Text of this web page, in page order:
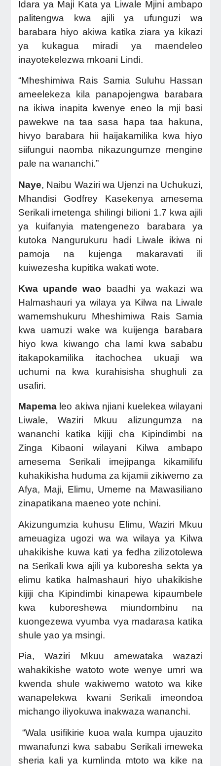
Idara ya Maji Kata ya Liwale Mjini ambapo
palitengwa kwa ajili ya ufunguzi wa
barabara hiyo akiwa katika ziara ya kikazi
ya kukagua miradi ya maendeleo
inayotekelezwa mkoani Lindi.
“Mheshimiwa Rais Samia Suluhu Hassan
ameelekeza kila panapojengwa barabara
na ikiwa inapita kwenye eneo la mji basi
pawekwe na taa sasa hapa taa hakuna,
hivyo barabara hii haijakamilika kwa hiyo
siifungui naomba nikazungumze mengine
pale na wananchi.”
Naye, Naibu Waziri wa Ujenzi na Uchukuzi,
Mhandisi Godfrey Kasekenya amesema
Serikali imetenga shilingi bilioni 1.7 kwa ajili
ya kuifanyia matengenezo barabara ya
kutoka Nangurukuru hadi Liwale ikiwa ni
pamoja na kujenga makaravati ili
kuiwezesha kupitika wakati wote.
Kwa upande wao baadhi ya wakazi wa
Halmashauri ya wilaya ya Kilwa na Liwale
wamemshukuru Mheshimiwa Rais Samia
kwa uamuzi wake wa kuijenga barabara
hiyo kwa kiwango cha lami kwa sababu
itakapokamilika itachochea ukuaji wa
uchumi na kwa kurahisisha shughuli za
usafiri.
Mapemaleo akiwa njiani kuelekea wilayani
Liwale, Waziri Mkuu alizungumza na
wananchi katika kijiji cha Kipindimbi na
Zinga Kibaoni wilayani Kilwa ambapo
amesema Serikali imejipanga kikamilifu
kuhakikisha huduma za kijamii zikiwemo za
Afya, Maji, Elimu, Umeme na Mawasiliano
zinapatikana maeneo yote nchini.
Akizungumzia kuhusu Elimu, Waziri Mkuu
ameuagiza ugozi wa wa wilaya ya Kilwa
uhakikishe kuwa kati ya fedha zilizotolewa
na Serikali kwa ajili ya kuboresha sekta ya
elimu katika halmashauri hiyo uhakikishe
kijiji cha Kipindimbi kinapewa kipaumbele
kwa kuboreshewa miundombinu na
kuongezewa vyumba vya madarasa katika
shule yao ya msingi.
Pia, Waziri Mkuu amewataka wazazi
wahakikishe watoto wote wenye umri wa
kwenda shule wakiwemo watoto wa kike
wanapelekwa kwani Serikali imeondoa
michango iliyokuwa inakwaza wananchi.
“Wala usifikirie kuoa wala kumpa ujauzito
mwanafunzi kwa sababu Serikali imeweka
sheria kali ya kumlinda mtoto wa kike na